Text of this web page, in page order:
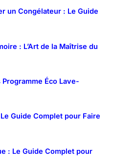
un Congélateur : Le Guide
: L’Art de la Maîtrise du
Éco Lave-
Guide Complet pour Faire
: Le Guide Complet pour